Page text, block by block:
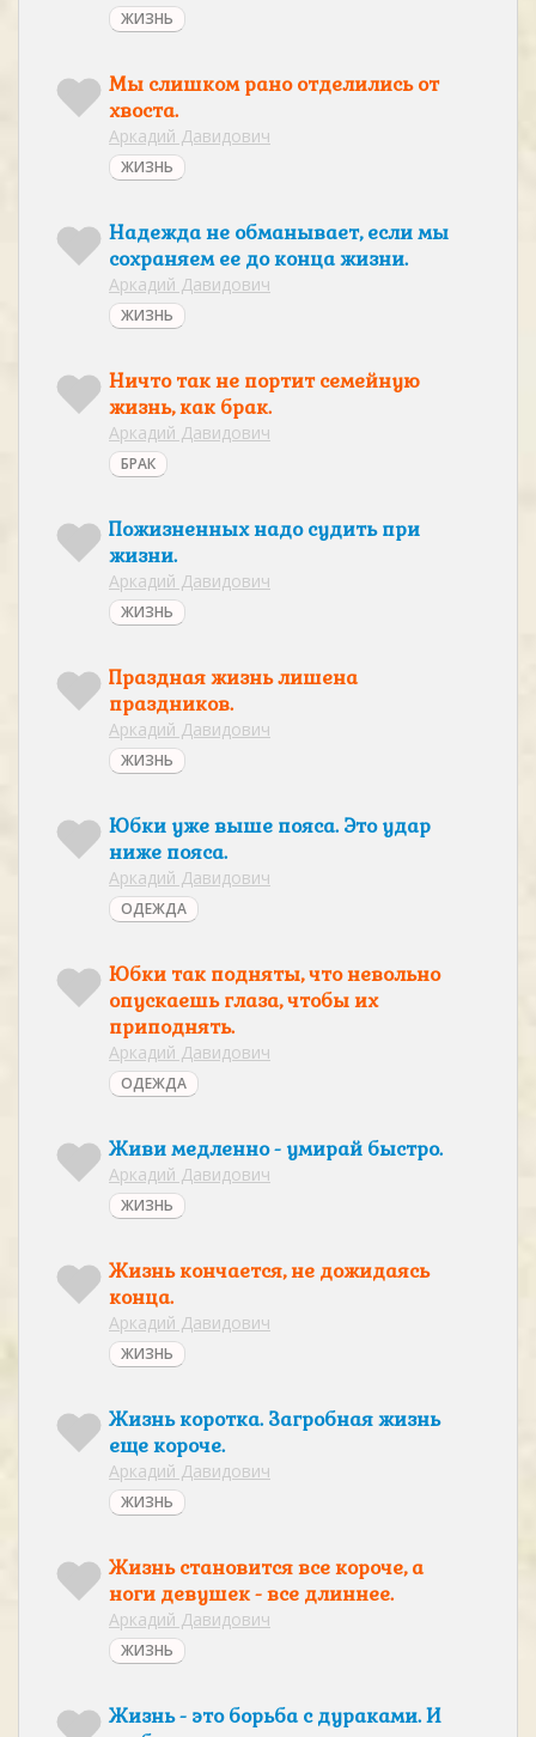
ЖИЗНЬ
Мы слишком рано отделились от
хвоста.
Аркадий Давидович
ЖИЗНЬ
Надежда не обманывает, если мы
сохраняем ее до конца жизни.
Аркадий Давидович
ЖИЗНЬ
Ничто так не портит семейную
жизнь, как брак.
Аркадий Давидович
БРАК
Пожизненных надо судить при
жизни.
Аркадий Давидович
ЖИЗНЬ
Праздная жизнь лишена
праздников.
Аркадий Давидович
ЖИЗНЬ
Юбки уже выше пояса. Это удар
ниже пояса.
Аркадий Давидович
ОДЕЖДА
Юбки так подняты, что невольно
опускаешь глаза, чтобы их
приподнять.
Аркадий Давидович
ОДЕЖДА
Живи медленно - умирай быстро.
Аркадий Давидович
ЖИЗНЬ
Жизнь кончается, не дожидаясь
конца.
Аркадий Давидович
ЖИЗНЬ
Жизнь коротка. Загробная жизнь
еще короче.
Аркадий Давидович
ЖИЗНЬ
Жизнь становится все короче, а
ноги девушек - все длиннее.
Аркадий Давидович
ЖИЗНЬ
Жизнь - это борьба с дураками. И